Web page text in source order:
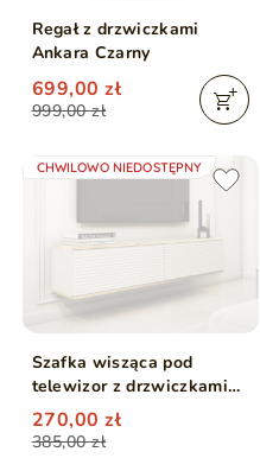
Regał z drzwiczkami
Ankara Czarny
999,00 zł
699,00 zł
CHWILOWO NIEDOSTĘPNY
Szafka wisząca pod
telewizor z drzwiczkami
135 cm z ryflowanym
frontem Diolo Beżowa
385,00 zł
270,00 zł